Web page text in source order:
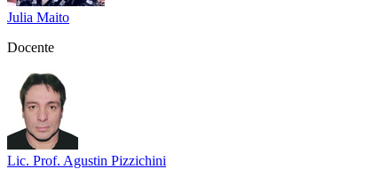
Julia Maito
Docente
Lic. Prof. Agustin Pizzichini